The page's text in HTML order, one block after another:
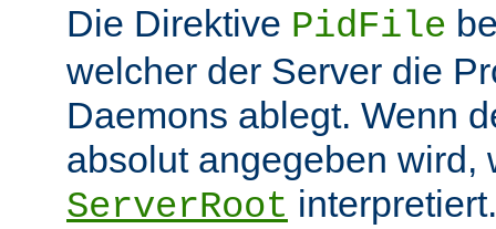
Die Direktive PidFile
welcher der Server die
Daemons ablegt. Wenn
absolut angegeben wird,
ServerRoot interpretiert.